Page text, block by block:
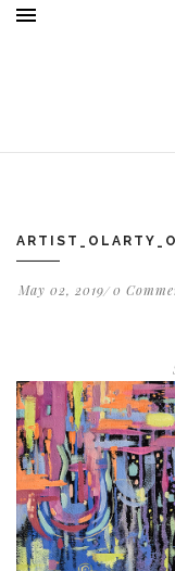
May 02, 2019 0